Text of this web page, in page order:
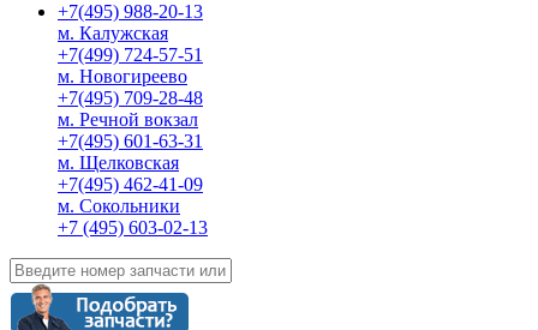
+7(495) 988-20-13
м. Калужская
+7(499) 724-57-51
м. Новогиреево
+7(495) 709-28-48
м. Речной вокзал
+7(495) 601-63-31
м. Щелковская
+7(495) 462-41-09
м. Сокольники
+7 (495) 603-02-13